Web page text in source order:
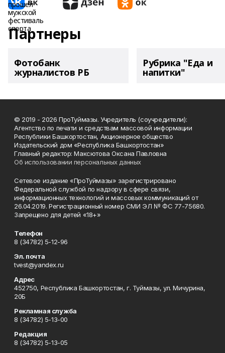
Партнеры
Фотобанк
журналистов РБ
Рубрика "Еда и
напитки"
© 2019 - 2026 ПроТуймазы. Учредитель (соучредители):
Агентство по печати и средствам массовой информации
Республики Башкортостан, Акционерное общество
Издательский дом «Республика Башкортостан»
Главный редактор: Максютова Оксана Павловна
Об использовании персональных данных
Сетевое издание «ПроТуймазы» зарегистрировано
Федеральной службой по надзору в сфере связи,
информационных технологий и массовых коммуникаций от
26.04.2019. Регистрационный номер СМИ ЭЛ № ФС 77-75680.
Запрещено для детей «18+»
Телефон
8 (34782) 5-12-96
Эл. почта
tvest@yandex.ru
Адрес
452750, Республика Башкортостан, г. Туймазы, ул. Мичурина,
20Б
Рекламная служба
8 (34782) 5-13-00
Редакция
8 (34782) 5-13-05